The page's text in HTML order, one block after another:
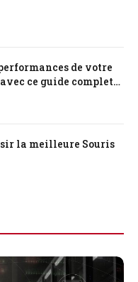
de votre
ce guide complet
la meilleure Souris